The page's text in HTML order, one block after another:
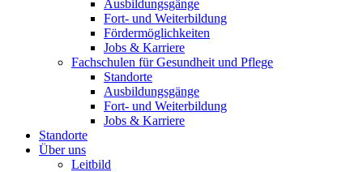
Ausbildungsgänge
Fort- und Weiterbildung
Fördermöglichkeiten
Jobs & Karriere
Fachschulen für Gesundheit und Pflege
Standorte
Ausbildungsgänge
Fort- und Weiterbildung
Jobs & Karriere
Standorte
Über uns
Leitbild